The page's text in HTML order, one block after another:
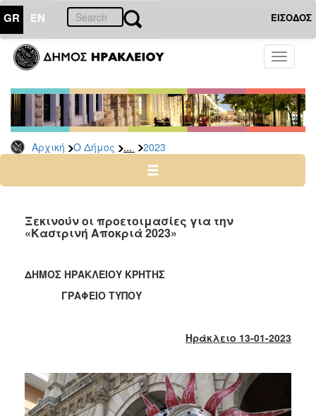
GR EN ΕΙΣΟΔΟΣ
Toggle
Αρχική Ο Δήμος ... 2023
ΔΗΜΟΣ
Δελτία
Τύπου
Αρχείο
2026
2024
2022
2020
2019
2015
2013
Ξεκινούν οι προετοιμασίες για την
«Καστρινή Αποκριά 2023»
ΔΗΜΟΣ ΗΡΑΚΛΕΙΟΥ ΚΡΗΤΗΣ
ΓΡΑΦΕΙΟ ΤΥΠΟΥ
Ηράκλειο 13-01-2023